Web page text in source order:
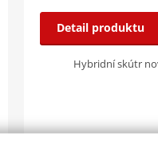
Detail produktu
Hybridní skútr